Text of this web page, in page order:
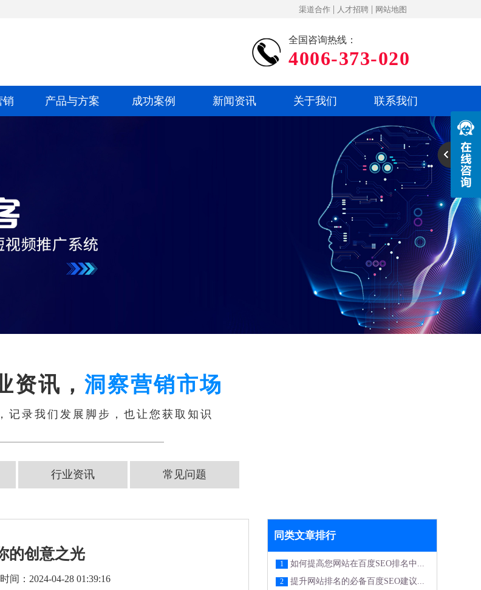
渠道合作 | 人才招聘 | 网站地图
全国咨询热线：
4006-373-020
销 产品与方案 成功案例 新闻资讯 关于我们 联系我们
资讯， 洞察营销市场
记录我们发展脚步，也让您获取知识
行业资讯 常见问题
的创意之光
间：2024-04-28 01:39:16
同类文章排行
1 如何提高您网站在百度SEO排名中...
2 提升网站排名的必备百度SEO建议...